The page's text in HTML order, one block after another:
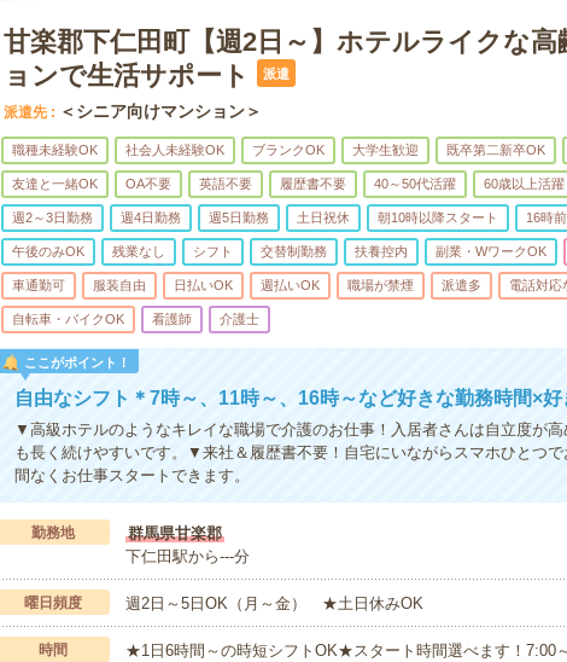
甘楽郡下仁田町【週2日～】ホテルライクな高
ョンで生活サポート
派遣
派遣先 ＜シニア向けマンション＞
職種未経験OK 社会人未経験OK ブランクOK 大学生歓迎 既卒第二新卒OK
友達と一緒OK OA不要 英語不要 履歴書不要 40～50代活躍 60歳以上活躍
週2～3日勤務 週4日勤務 週5日勤務 土日祝休 朝10時以降スタート 16時
午後のみOK 残業なし シフト 交替制勤務 扶養控内 副業・WワークOK
車通勤可 服装自由 日払いOK 週払いOK 職場が禁煙 派遣多 電話対応
自転車・バイクOK 看護師 介護士
ここがポイント！
自由なシフト＊7時～、11時～、16時～など好きな勤務時間×好
▼高級ホテルのようなキレイな職場で介護のお仕事！入居者さんは自立度が
も長く続けやすいです。▼来社＆履歴書不要！自宅にいながらスマホひとつ
間なくお仕事スタートできます。
勤務地
群馬県甘楽郡
下仁田駅から---分
曜日頻度 週2日～5日OK（月～金） ★土日休みOK
時間
★1日6時間～の時短シフトOK★スタート時間選べます！7:00